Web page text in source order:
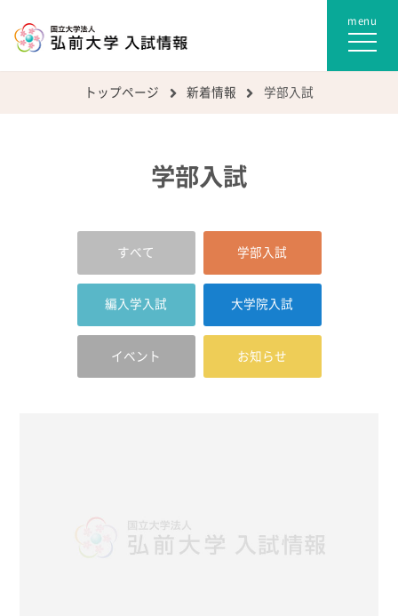
トップページ 新着情報 学部入試
学部入試
すべて 学部入試
編入学入試 大学院入試
イベント お知らせ